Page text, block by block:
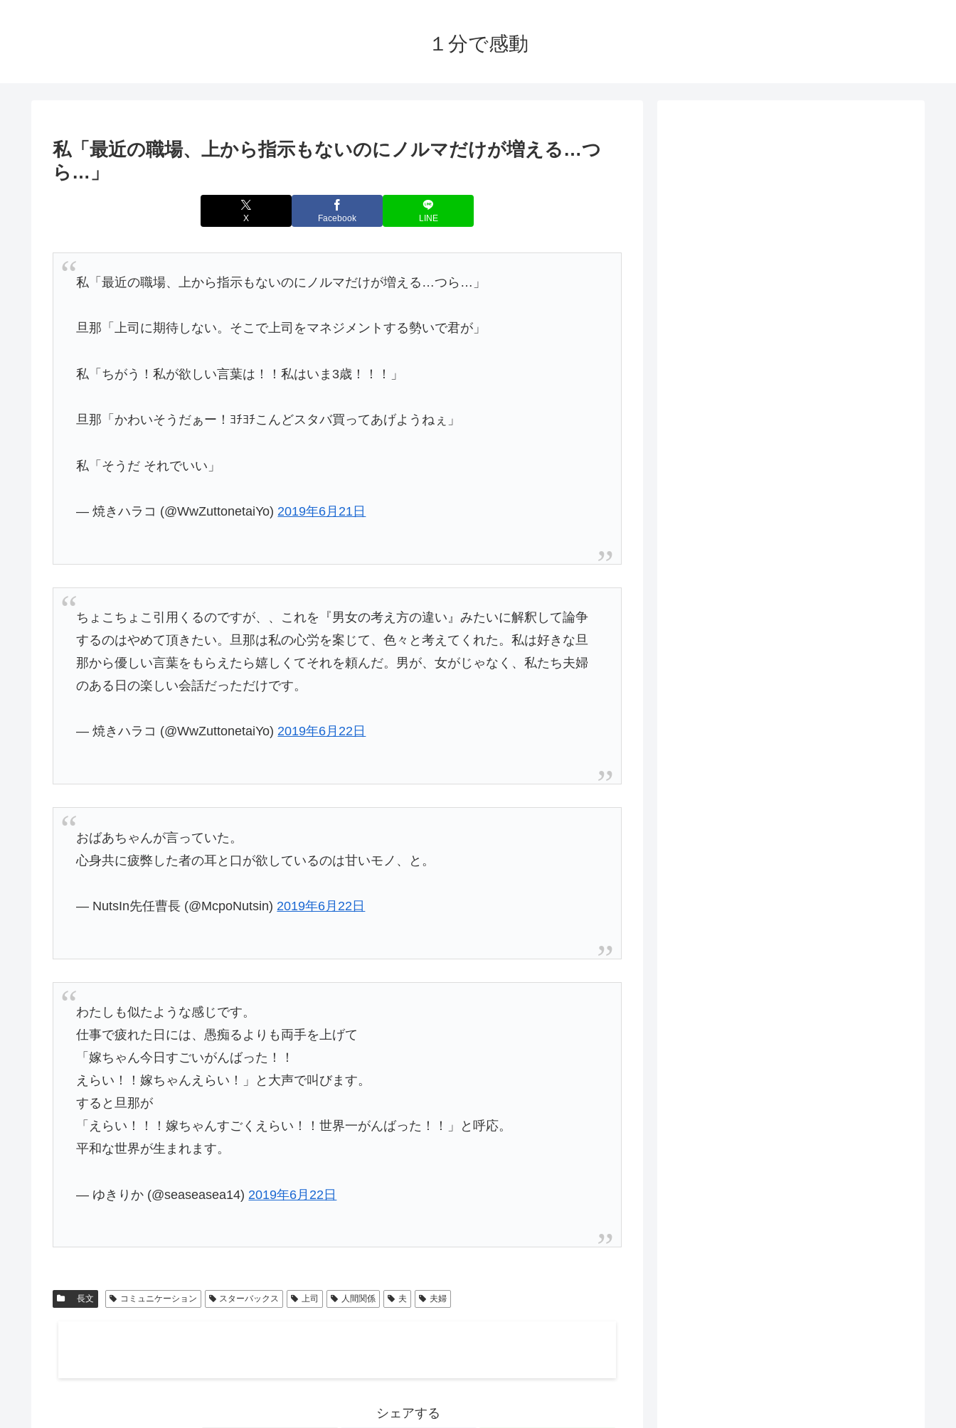
１分で感動
私「最近の職場、上から指示もないのにノルマだけが増える…つ
ら…」
X Facebook LINE
私「最近の職場、上から指示もないのにノルマだけが増える…つら…」
旦那「上司に期待しない。そこで上司をマネジメントする勢いで君が」
私「ちがう！私が欲しい言葉は！！私はいま3歳！！！」
旦那「かわいそうだぁー！ﾖﾁﾖﾁこんどスタバ買ってあげようねぇ」
私「そうだ それでいい」
— 焼きハラコ (@WwZuttonetaiYo) 2019年6月21日
ちょこちょこ引用くるのですが、、これを『男女の考え方の違い』みたいに解釈して論争
するのはやめて頂きたい。旦那は私の心労を案じて、色々と考えてくれた。私は好きな旦
那から優しい言葉をもらえたら嬉しくてそれを頼んだ。男が、女がじゃなく、私たち夫婦
のある日の楽しい会話だっただけです。
— 焼きハラコ (@WwZuttonetaiYo) 2019年6月22日
おばあちゃんが言っていた。
心身共に疲弊した者の耳と口が欲しているのは甘いモノ、と。
— NutsIn先任曹長 (@McpoNutsin) 2019年6月22日
わたしも似たような感じです。
仕事で疲れた日には、愚痴るよりも両手を上げて
「嫁ちゃん今日すごいがんばった！！
えらい！！嫁ちゃんえらい！」と大声で叫びます。
すると旦那が
「えらい！！！嫁ちゃんすごくえらい！！世界一がんばった！！」と呼応。
平和な世界が生まれます。
— ゆきりか (@seaseasea14) 2019年6月22日
長文 コミュニケーション スターバックス 上司 人間関係 夫 夫婦
シェアする